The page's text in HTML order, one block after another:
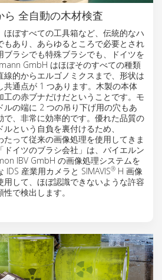
ら 全自動の木材検査
ほぼすべての工具箱など、伝統的なハ
もあり、あらゆるところで必要とされ
ブラシでも特殊ブラシでも、ドイツを
GmbH はほぼそのすべての種類
線的からエルゴノミクスまで、形状は
共通点が 1 つあります。木製の本体
工の赤ブナだけだということです。モ
ルの端に 2 つの吊り下げ用の穴もあ
で、非常に効率的です。優れた品質の
という自負を裏付けるため、
って従来の画像処理を使用してきま
ドイツのブラシ会社」は、バイエルン
IBV GmbH の画像処理システムを
IDS 産業用カメラと SIMAVIS® H 画像
用して、ほぼ認識できないような許容
で検出します。